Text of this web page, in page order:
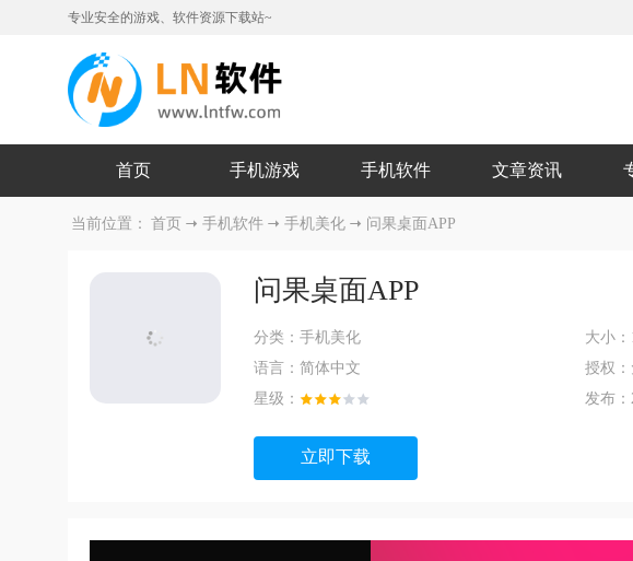
专业安全的游戏、软件资源下载站~
首页 手机游戏 手机软件 文章资讯
当前位置： 首页 手机软件 手机美化 问果桌面APP
问果桌面APP
分类： 手机美化 大小：
语言： 简体中文 授权：
星级：
发布：
立即下载